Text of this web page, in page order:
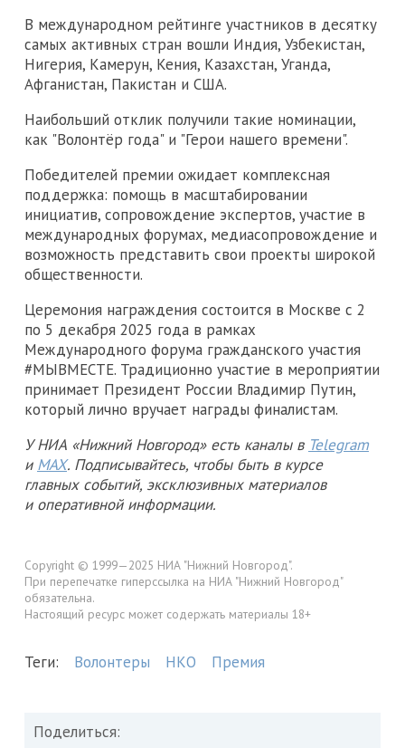
В международном рейтинге участников в десятку
самых активных стран вошли Индия, Узбекистан,
Нигерия, Камерун, Кения, Казахстан, Уганда,
Афганистан, Пакистан и США.
Наибольший отклик получили такие номинации,
как "Волонтёр года" и "Герои нашего времени".
Победителей премии ожидает комплексная
поддержка: помощь в масштабировании
инициатив, сопровождение экспертов, участие в
международных форумах, медиасопровождение и
возможность представить свои проекты широкой
общественности.
Церемония награждения состоится в Москве с 2
по 5 декабря 2025 года в рамках
Международного форума гражданского участия
#МЫВМЕСТЕ. Традиционно участие в мероприятии
принимает Президент России Владимир Путин,
который лично вручает награды финалистам.
У НИА «Нижний Новгород» есть каналы в Telegram
и MAX. Подписывайтесь, чтобы быть в курсе
главных событий, эксклюзивных материалов
и оперативной информации.
Copyright © 1999—2025 НИА "Нижний Новгород".
При перепечатке гиперссылка на НИА "Нижний Новгород"
обязательна.
Настоящий ресурс может содержать материалы 18+
Теги: Волонтеры НКО Премия
Поделиться: